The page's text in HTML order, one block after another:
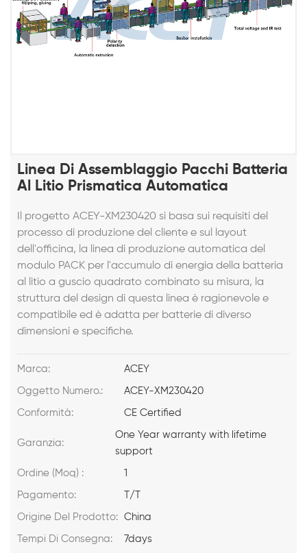
Linea Di Assemblaggio Pacchi Batteria
Al Litio Prismatica Automatica
Il progetto ACEY-XM230420 si basa sui requisiti del
processo di produzione del cliente e sul layout
dell'officina, la linea di produzione automatica del
modulo PACK per l'accumulo di energia della batteria
al litio a guscio quadrato combinato su misura, la
struttura del design di questa linea è ragionevole e
compatibile ed è adatta per batterie di diverso
dimensioni e specifiche.
Marca: ACEY
Oggetto Numero.: ACEY-XM230420
Conformità: CE Certified
Garanzia:
One Year warranty with lifetime
support
Ordine (Moq) : 1
Pagamento: T/T
Origine Del Prodotto: China
Tempi Di Consegna: 7days